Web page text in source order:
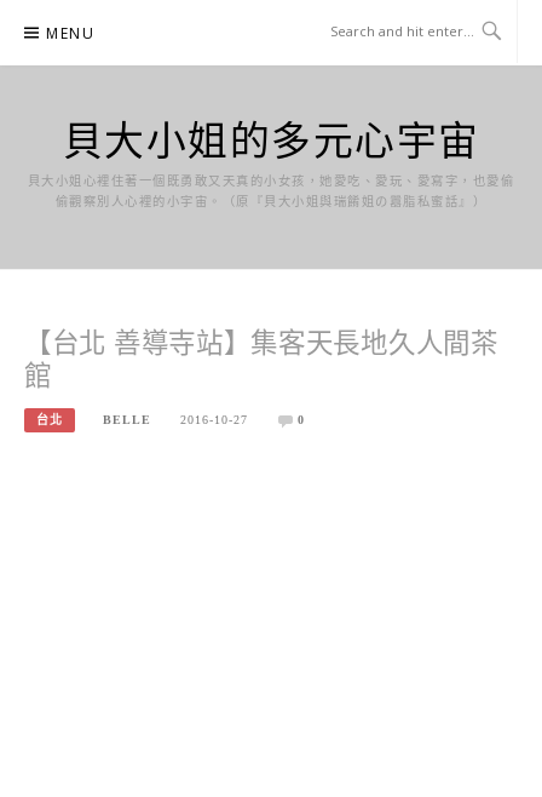
content
MENU
貝大小姐的多元心宇宙
貝大小姐心裡住著一個既勇敢又天真的小女孩，她愛吃、愛玩、愛寫字，也愛偷
偷觀察別人心裡的小宇宙。（原『貝大小姐與瑞餚姐の囂脂私蜜話』）
【台北 善導寺站】集客天長地久人間茶
館
台北 BELLE 2016-10-27 0